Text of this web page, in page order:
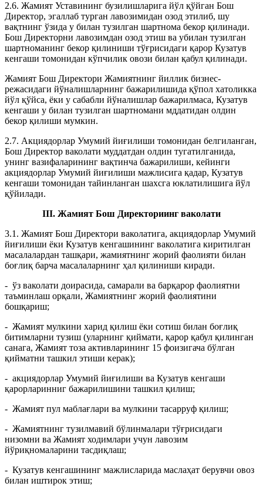
2.6. Жамият Уставининг бузилишларига йўл қўйган Бош
Директор, эгаллаб турган лавозимидан озод этилиб, шу
вақтнинг ўзида у билан тузилган шартнома бекор қилинади.
Бош Директорни лавозимдан озод этиш ва убилан тузилган
шартноманинг бекор қилиниши тўғрисидаги қарор Кузатув
кенгаши томонидан кўпчилик овози билан қабул қилинади.
Жамият Бош Директори Жамиятнинг йиллик бизнес-
режасидаги йўналишларнинг бажарилишида қўпол хатоликка
йўл қўйса, ёки у сабабли йўналишлар бажарилмаса, Кузатув
кенгаши у билан тузилган шартномани мддатидан олдин
бекор қилиши мумкин.
2.7. Акциядорлар Умумий йиғилиши томонидан белгиланган,
Бош Директор ваколати муддатдан олдин тугатилганида,
унинг вазифаларининг вақтинча бажарилиши, кейинги
акциядорлар Умумий йиғилиши мажлисига қадар, Кузатув
кенгаши томонидан тайинланган шахсга юклатилишига йўл
қўйилади.
III. Жамият Бош Директориинг ваколати
3.1. Жамият Бош Директори ваколатига, акциядорлар Умумий
йиғилиши ёки Кузатув кенгашининг ваколатига киритилган
масалалардан ташқари, жамиятнинг жорий фаолияти билан
боғлиқ барча масалаларнинг ҳал қилиниши киради.
- ўз ваколати доирасида, самарали ва барқарор фаолиятни
таъминлаш орқали, Жамиятнинг жорий фаолиятини
бошқариш;
- Жамият мулкини харид қилиш ёки сотиш билан боғлиқ
битимларни тузиш (уларнинг қиймати, қарор қабул қилинган
санага, Жамият тоза активларининг 15 фоизигача бўлган
қийматни ташкил этиши керак);
- акциядорлар Умумий йиғилиши ва Кузатув кенгаши
қарорларинниг бажарилишини ташкил қилиш;
- Жамият пул маблағлари ва мулкини тасарруф қилиш;
- Жамиятнинг тузилмавий бўлинмалари тўғрисидаги
низомни ва Жамият ходимлари учун лавозим
йўриқномаларини тасдиқлаш;
- Кузатув кенгашининг мажлисларида маслаҳат берувчи овоз
билан иштирок этиш;